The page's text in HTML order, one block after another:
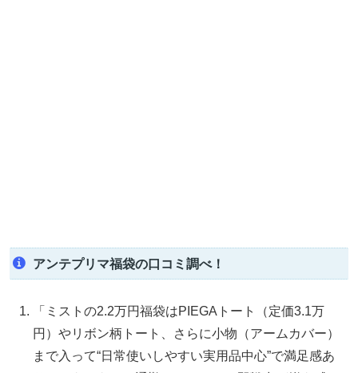
アンテプリマ福袋の口コミ調べ！
「ミストの2.2万円福袋はPIEGAトート（定価3.1万
円）やリボン柄トート、さらに小物（アームカバー）
まで入って“日常使いしやすい実用品中心”で満足感あ